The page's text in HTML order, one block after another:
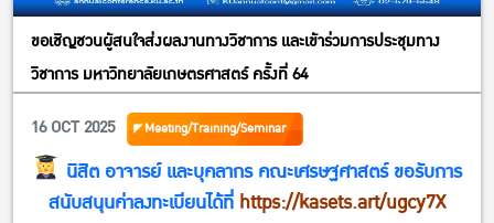
ขอเชิญชวนผู้สนใจส่งผลงานทางวิชาการ และเข้าร่วมการประชุมทาง
วิชาการ มหาวิทยาลัยเกษตรศาสตร์ ครั้งที่ 64
16 OCT 2025
Meeting/Training/Seminar
นิสิต อาจารย์ และบุคลากร คณะเศรษฐศาสตร์ ขอรับการ
สนับสนุนค่าลงทะเบียนได้ที่ https://kasets.art/ugcy7X